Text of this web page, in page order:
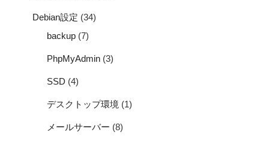
Debian設定 (34)
backup (7)
PhpMyAdmin (3)
SSD (4)
デスクトップ環境 (1)
メールサーバー (8)